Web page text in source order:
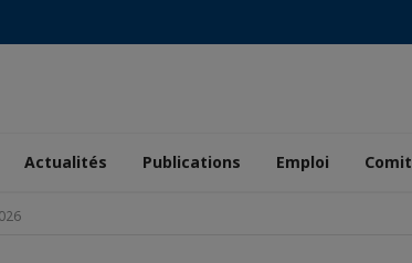
Actualités Publications Emploi